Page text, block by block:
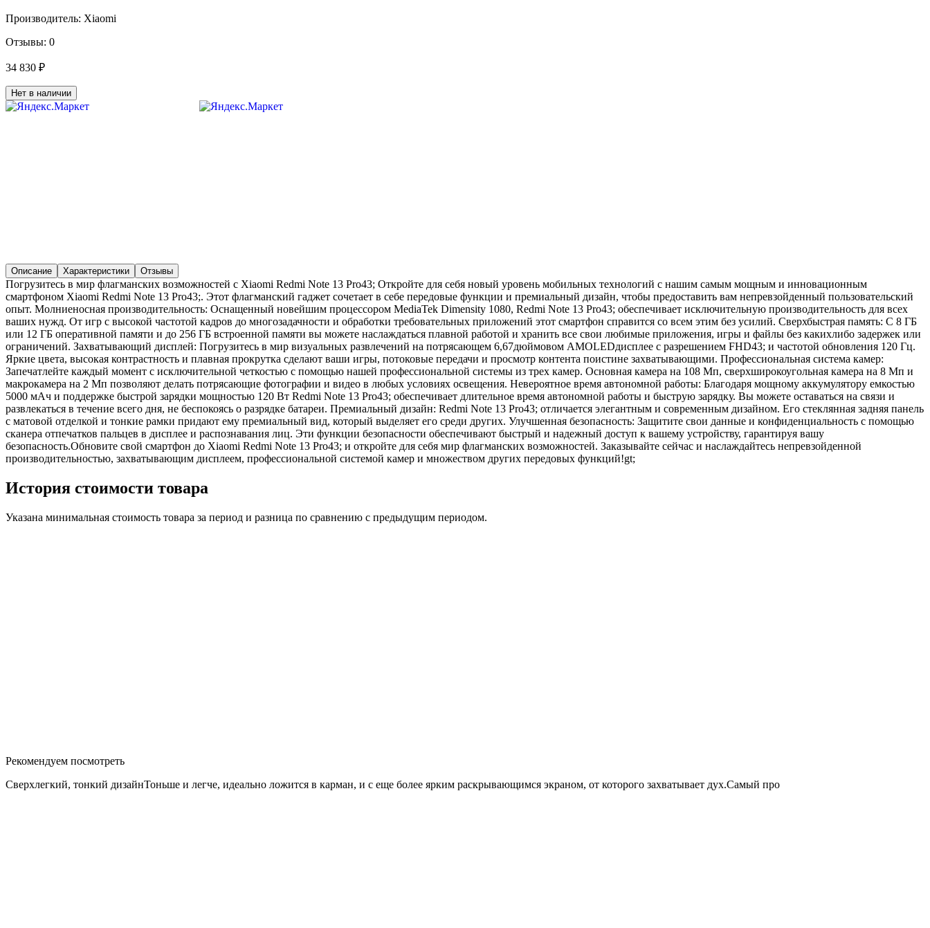
Производитель: Xiaomi
Отзывы: 0
34 830 ₽
Нет в наличии
Описание Характеристики Отзывы
Погрузитесь в мир флагманских возможностей с Xiaomi Redmi Note 13 Pro43; Откройте для себя новый уровень мобильных технологий с нашим самым мощным и инновационным
смартфоном Xiaomi Redmi Note 13 Pro43;. Этот флагманский гаджет сочетает в себе передовые функции и премиальный дизайн, чтобы предоставить вам непревзойденный пользовательский
опыт. Молниеносная производительность: Оснащенный новейшим процессором MediaTek Dimensity 1080, Redmi Note 13 Pro43; обеспечивает исключительную производительность для всех
ваших нужд. От игр с высокой частотой кадров до многозадачности и обработки требовательных приложений этот смартфон справится со всем этим без усилий. Сверхбыстрая память: С 8 ГБ
или 12 ГБ оперативной памяти и до 256 ГБ встроенной памяти вы можете наслаждаться плавной работой и хранить все свои любимые приложения, игры и файлы без какихлибо задержек или
ограничений. Захватывающий дисплей: Погрузитесь в мир визуальных развлечений на потрясающем 6,67дюймовом AMOLEDдисплее с разрешением FHD43; и частотой обновления 120 Гц.
Яркие цвета, высокая контрастность и плавная прокрутка сделают ваши игры, потоковые передачи и просмотр контента поистине захватывающими. Профессиональная система камер:
Запечатлейте каждый момент с исключительной четкостью с помощью нашей профессиональной системы из трех камер. Основная камера на 108 Мп, сверхширокоугольная камера на 8 Мп и
макрокамера на 2 Мп позволяют делать потрясающие фотографии и видео в любых условиях освещения. Невероятное время автономной работы: Благодаря мощному аккумулятору емкостью
5000 мАч и поддержке быстрой зарядки мощностью 120 Вт Redmi Note 13 Pro43; обеспечивает длительное время автономной работы и быструю зарядку. Вы можете оставаться на связи и
развлекаться в течение всего дня, не беспокоясь о разрядке батареи. Премиальный дизайн: Redmi Note 13 Pro43; отличается элегантным и современным дизайном. Его стеклянная задняя панель
с матовой отделкой и тонкие рамки придают ему премиальный вид, который выделяет его среди других. Улучшенная безопасность: Защитите свои данные и конфиденциальность с помощью
сканера отпечатков пальцев в дисплее и распознавания лиц. Эти функции безопасности обеспечивают быстрый и надежный доступ к вашему устройству, гарантируя вашу
безопасность.Обновите свой смартфон до Xiaomi Redmi Note 13 Pro43; и откройте для себя мир флагманских возможностей. Заказывайте сейчас и наслаждайтесь непревзойденной
производительностью, захватывающим дисплеем, профессиональной системой камер и множеством других передовых функций!gt;
История стоимости товара
Указана минимальная стоимость товара за период и разница по сравнению с предыдущим периодом.
Рекомендуем посмотреть
Сверхлегкий, тонкий дизайнТоньше и легче, идеально ложится в карман, и с еще более ярким раскрывающимся экраном, от которого захватывает дух.Самый про